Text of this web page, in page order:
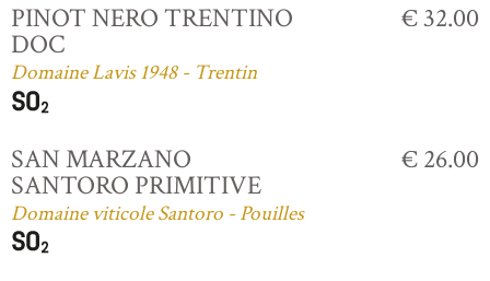
PINOT NERO TRENTINO
DOC
Domaine Lavis 1948 - Trentin
€ 32.00
SAN MARZANO
SANTORO PRIMITIVE
Domaine viticole Santoro - Pouilles
€ 26.00